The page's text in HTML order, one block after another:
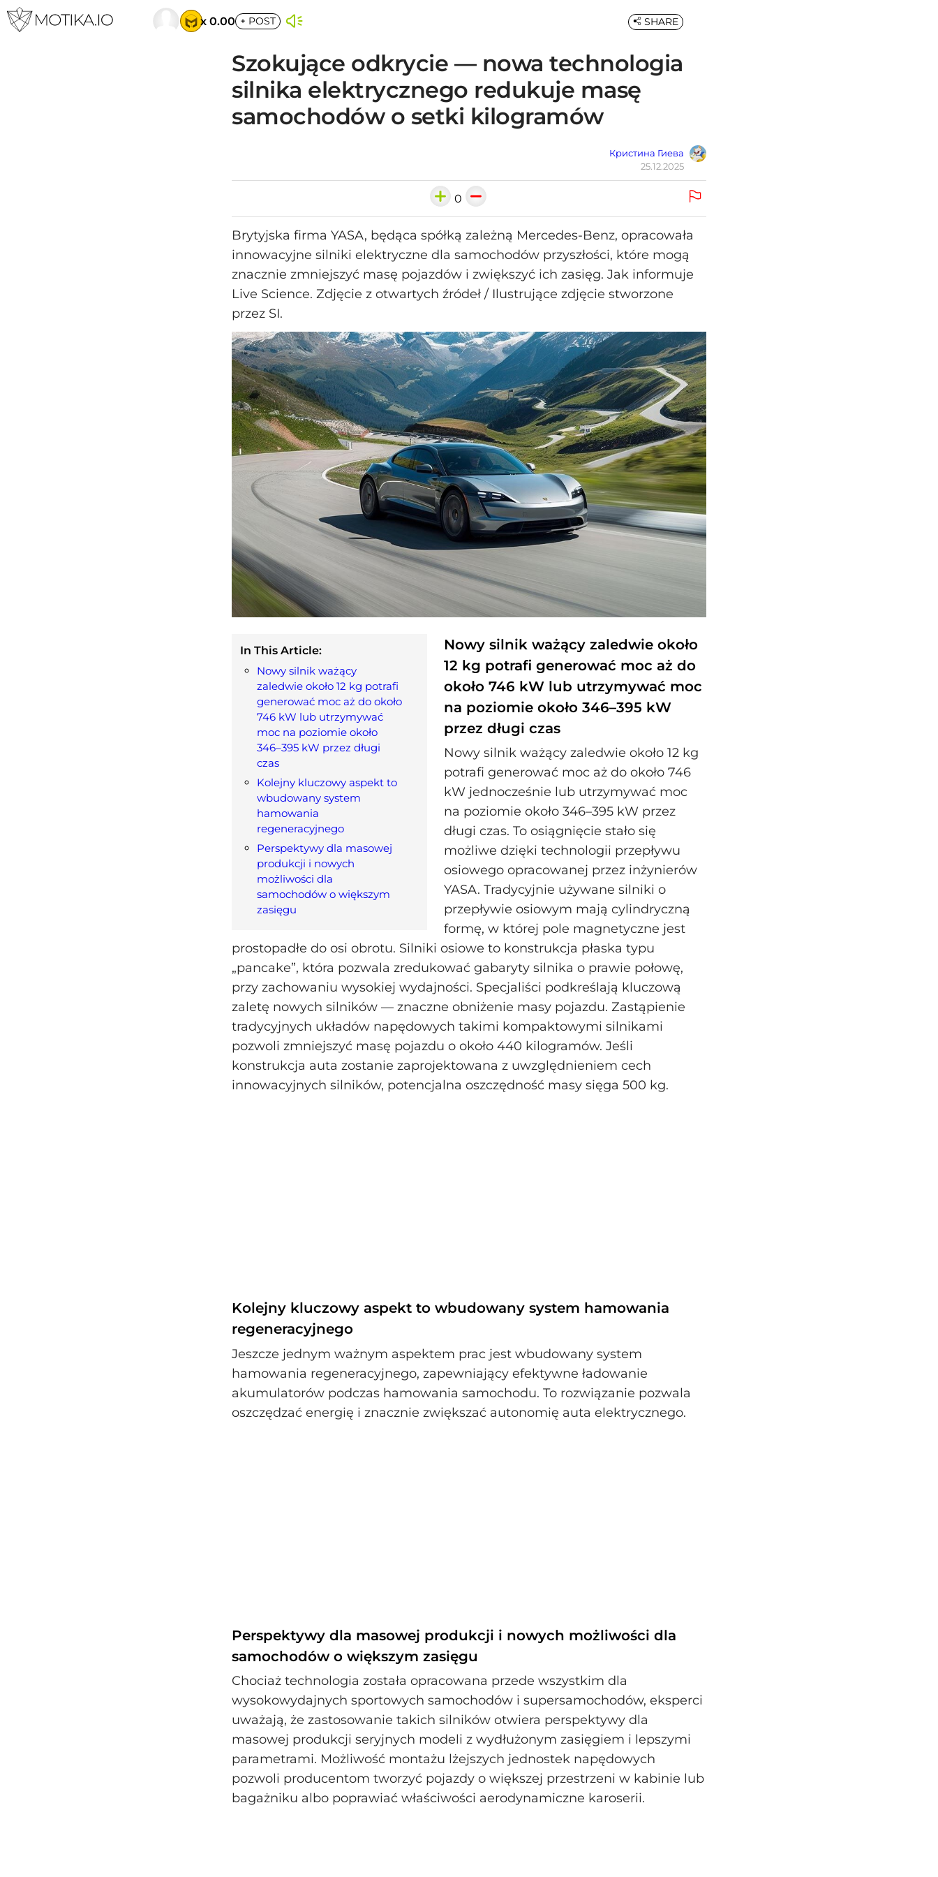
x 0.00 + POST
Szokujące odkrycie — nowa technologia
silnika elektrycznego redukuje masę
samochodów o setki kilogramów
Кристина Гиева
25.12.2025
SHARE
0
Brytyjska firma YASA, będąca spółką zależną Mercedes-Benz, opracowała
innowacyjne silniki elektryczne dla samochodów przyszłości, które mogą
znacznie zmniejszyć masę pojazdów i zwiększyć ich zasięg. Jak informuje
Live Science. Zdjęcie z otwartych źródeł / Ilustrujące zdjęcie stworzone
przez SI.
In This Article:
Nowy silnik ważący
zaledwie około 12 kg potrafi
generować moc aż do około
746 kW lub utrzymywać
moc na poziomie około
346–395 kW przez długi
czas
Kolejny kluczowy aspekt to
wbudowany system
hamowania
regeneracyjnego
Perspektywy dla masowej
produkcji i nowych
możliwości dla
samochodów o większym
zasięgu
Nowy silnik ważący zaledwie około
12 kg potrafi generować moc aż do
około 746 kW lub utrzymywać moc
na poziomie około 346–395 kW
przez długi czas
Nowy silnik ważący zaledwie około 12 kg
potrafi generować moc aż do około 746
kW jednocześnie lub utrzymywać moc
na poziomie około 346–395 kW przez
długi czas. To osiągnięcie stało się
możliwe dzięki technologii przepływu
osiowego opracowanej przez inżynierów
YASA. Tradycyjnie używane silniki o
przepływie osiowym mają cylindryczną
formę, w której pole magnetyczne jest
prostopadłe do osi obrotu. Silniki osiowe to konstrukcja płaska typu
„pancake”, która pozwala zredukować gabaryty silnika o prawie połowę,
przy zachowaniu wysokiej wydajności. Specjaliści podkreślają kluczową
zaletę nowych silników — znaczne obniżenie masy pojazdu. Zastąpienie
tradycyjnych układów napędowych takimi kompaktowymi silnikami
pozwoli zmniejszyć masę pojazdu o około 440 kilogramów. Jeśli
konstrukcja auta zostanie zaprojektowana z uwzględnieniem cech
innowacyjnych silników, potencjalna oszczędność masy sięga 500 kg.
Kolejny kluczowy aspekt to wbudowany system hamowania
regeneracyjnego
Jeszcze jednym ważnym aspektem prac jest wbudowany system
hamowania regeneracyjnego, zapewniający efektywne ładowanie
akumulatorów podczas hamowania samochodu. To rozwiązanie pozwala
oszczędzać energię i znacznie zwiększać autonomię auta elektrycznego.
Perspektywy dla masowej produkcji i nowych możliwości dla
samochodów o większym zasięgu
Chociaż technologia została opracowana przede wszystkim dla
wysokowydajnych sportowych samochodów i supersamochodów, eksperci
uważają, że zastosowanie takich silników otwiera perspektywy dla
masowej produkcji seryjnych modeli z wydłużonym zasięgiem i lepszymi
parametrami. Możliwość montażu lżejszych jednostek napędowych
pozwoli producentom tworzyć pojazdy o większej przestrzeni w kabinie lub
bagażniku albo poprawiać właściwości aerodynamiczne karoserii.